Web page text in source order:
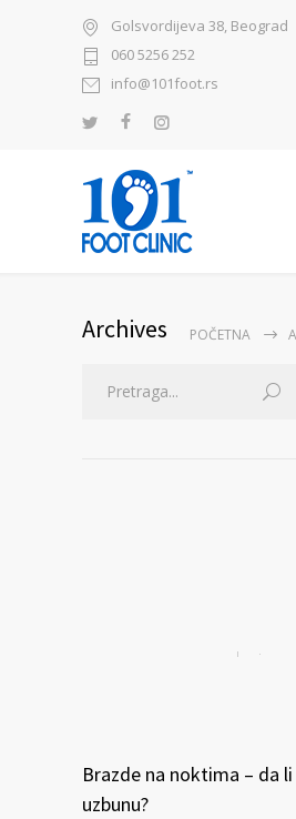
Golsvordijeva 38, Beograd
060 5256 252
info@101foot.rs
Archives POČETNA
Brazde na noktima – da
uzbunu?